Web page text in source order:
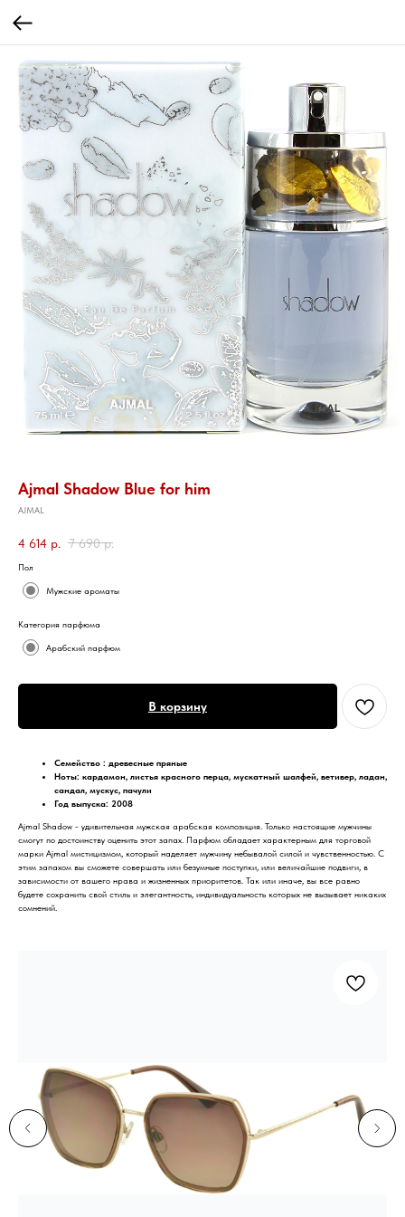
Ajmal Shadow Blue for him
AJMAL
4 614 р. 7 690 р.
Пол
Мужские ароматы
Категория парфюма
Арабский парфюм
В корзину
Семейство : древесные пряные
Ноты: кардамон, листья красного перца, мускатный шалфей, ветивер, ладан,
сандал, мускус, пачули
Год выпуска: 2008
Ajmal Shadow - удивительная мужская арабская композиция. Только настоящие мужчины
смогут по достоинству оценить этот запах. Парфюм обладает характерным для торговой
марки Ajmal мистицизмом, который наделяет мужчину небывалой силой и чувственностью. С
этим запахом вы сможете совершать или безумные поступки, или величайшие подвиги, в
зависимости от вашего нрава и жизненных приоритетов. Так или иначе, вы все равно
будете сохранить свой стиль и элегантность, индивидуальность которых не вызывает никаких
сомнений.